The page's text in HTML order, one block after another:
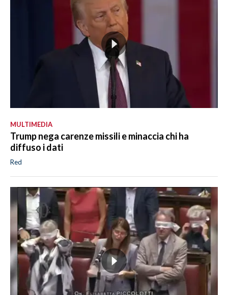
MULTIMEDIA
Trump nega carenze missili e minaccia chi ha
diffuso i dati
Red